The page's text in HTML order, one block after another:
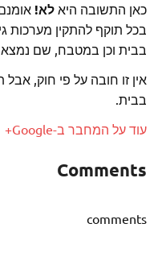
כאן התשובה היא לא!
בכל תוקף להתקין מערכות
בבית וכן במטבח, שם נמצא
אין זו חובה על פי חוק,
בבית.
עוד על המחבר ב-Google+
Comments
comments